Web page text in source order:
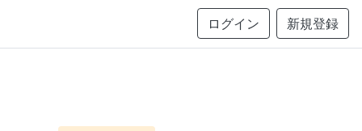
ログイン 新規登録